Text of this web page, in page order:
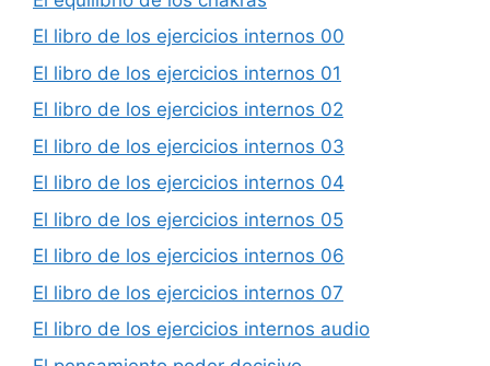
El libro de los ejercicios internos 00
El libro de los ejercicios internos 01
El libro de los ejercicios internos 02
El libro de los ejercicios internos 03
El libro de los ejercicios internos 04
El libro de los ejercicios internos 05
El libro de los ejercicios internos 06
El libro de los ejercicios internos 07
El libro de los ejercicios internos audio